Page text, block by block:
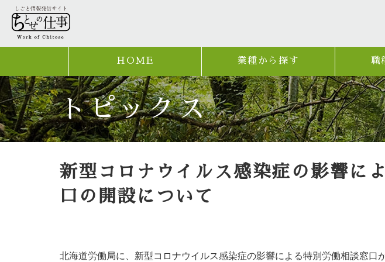
HOME 業種から探す 職
トピックス
新型コロナウイルス感染症の影響に
口の開設について
北海道労働局に、新型コロナウイルス感染症の影響による特別労働相談窓口